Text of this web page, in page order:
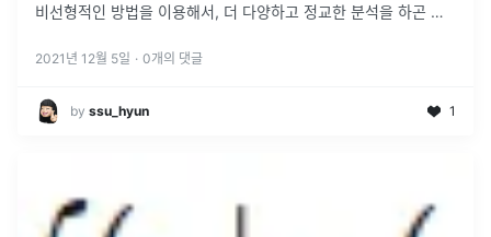
비선형적인 방법을 이용해서, 더 다양하고 정교한 분석을 하곤 한
불리는 가장 기 ...
2021년 12월 5일 · 0개의 댓글
by ssu_hyun 1